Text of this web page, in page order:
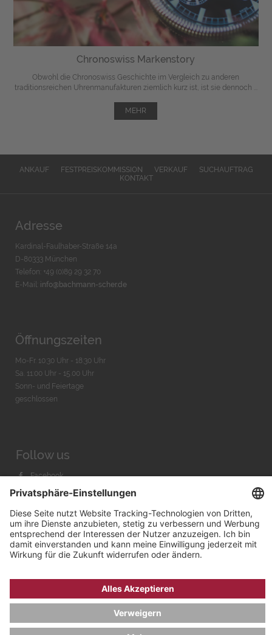
Chronoswiss Markenstory
Obwohl die Chronoswiss Geschichte im Vergleich zu anderen
traditionsreichen Uhrenmanufakturen ziemlich kurz ist, ist sie dennoch ...
MEHR
ANKAUF FESTPREISKOMMISSION VERKAUF
SUCHAUFTRAG
KONTAKT
Adresse
Kardinal-Faulhaber-Straße 14a
D-80333 München
Telefon: +49 (0)89 29 32 70
E-Mail: info@bachmann-scher.de
Öffnungszeiten
Mo-Fr. 10:30 Uhr - 18:30 Uhr
Sa. 11:00 Uhr - 15.00 Uhr
Sonn- und Feiertage
geschlossen
Follow us
Facebook
Instagram
Youtube
Bachmann & Scher GmbH / Watchandco GmbH
DATENSCHUTZ IMPRESSUM
VERSANDKOSTEN